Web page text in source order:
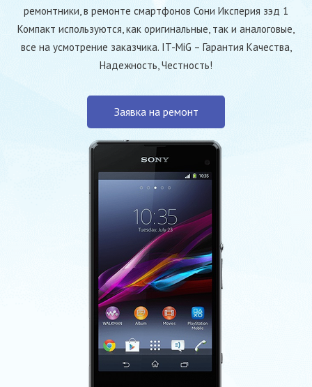
ремонтники, в ремонте смартфонов Сони Иксперия зэд 1
Компакт используются, как оригинальные, так и аналоговые,
все на усмотрение заказчика. IT-MiG – Гарантия Качества,
Надежность, Честность!
Заявка на ремонт